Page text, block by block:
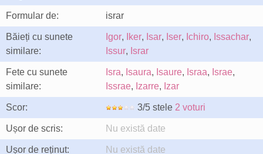
Formular de: israr
Băieți cu sunete
similare:
Igor, Iker, Isar, Iser, Ichiro, Issachar,
Issur, Israr
Fete cu sunete
similare:
Isra, Isaura, Isaure, Israa, Israe,
Issrae, Izarre, Izar
Scor: 3/5 stele 2 voturi
Ușor de scris: Nu există date
Ușor de reținut: Nu există date